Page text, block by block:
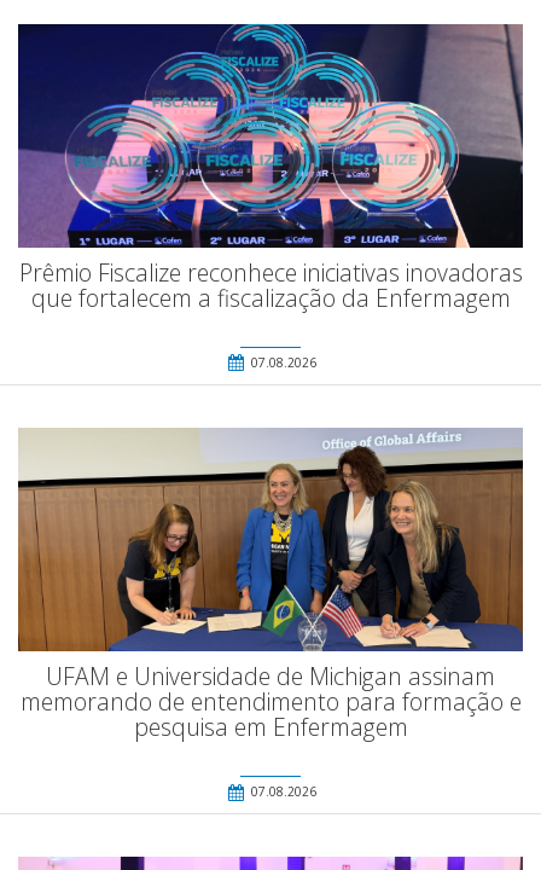
Prêmio Fiscalize reconhece iniciativas inovadoras
que fortalecem a fiscalização da Enfermagem
07.08.2026
UFAM e Universidade de Michigan assinam
memorando de entendimento para formação e
pesquisa em Enfermagem
07.08.2026